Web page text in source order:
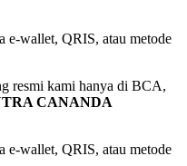
e-wallet, QRIS, atau metode
resmi kami hanya di BCA,
CANANDA
e-wallet, QRIS, atau metode